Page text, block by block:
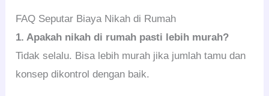
FAQ Seputar Biaya Nikah di Rumah
1. Apakah nikah di rumah pasti lebih murah?
Tidak selalu. Bisa lebih murah jika jumlah tamu dan
konsep dikontrol dengan baik.